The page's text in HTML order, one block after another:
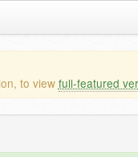
to view full-featured